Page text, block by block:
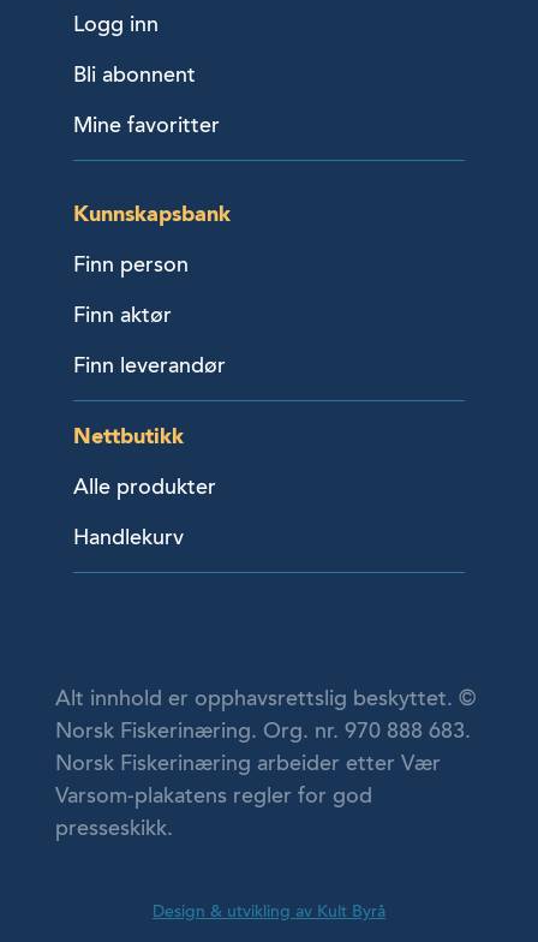
Logg inn
Bli abonnent
Mine favoritter
Kunnskapsbank
Finn person
Finn aktør
Finn leverandør
Nettbutikk
Alle produkter
Handlekurv
Alt innhold er opphavsrettslig beskyttet. ©
Norsk Fiskerinæring. Org. nr. 970 888 683.
Norsk Fiskerinæring arbeider etter Vær
Varsom-plakatens regler for god
presseskikk.
Design & utvikling av Kult Byrå